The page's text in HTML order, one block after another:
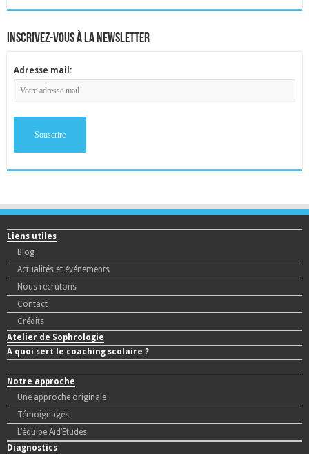
inscrivez-vous à la newsletter
Adresse mail:
Liens utiles
Blog
Actualités et événements
Nous recrutons
Contact
Crédits
Atelier de Sophrologie
A quoi sert le coaching scolaire ?
Notre approche
Une approche originale
Témoignages
L’équipe Aid’Etudes
Diagnostics